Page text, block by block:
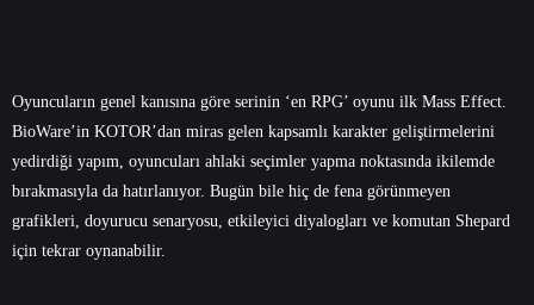
Oyuncuların genel kanısına göre serinin ‘en RPG’ oyunu ilk Mass Effect.
BioWare’in KOTOR’dan miras gelen kapsamlı karakter geliştirmelerini
yedirdiği yapım, oyuncuları ahlaki seçimler yapma noktasında ikilemde
bırakmasıyla da hatırlanıyor. Bugün bile hiç de fena görünmeyen
grafikleri, doyurucu senaryosu, etkileyici diyalogları ve komutan Shepard
için tekrar oynanabilir.